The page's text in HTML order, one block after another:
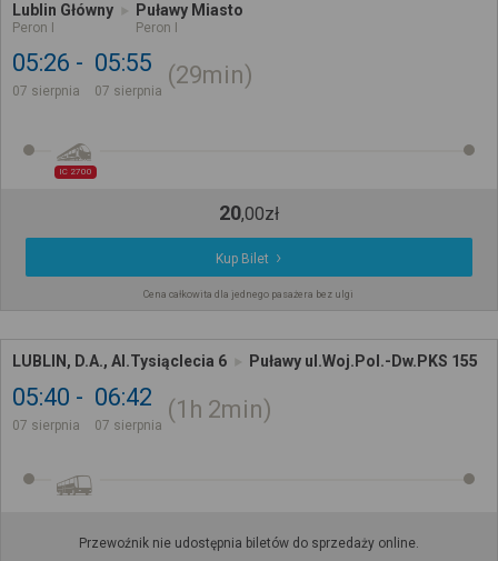
Lublin Główny
Peron I
Puławy Miasto
Peron I
05:26
07 sierpnia
05:55
07 sierpnia
29min
IC 2700
20,00zł
Kup Bilet
Cena całkowita dla jednego pasażera bez ulgi
LUBLIN, D.A., Al.Tysiąclecia 6 Puławy ul.Woj.Pol.-Dw.PKS 155
05:40
07 sierpnia
06:42
07 sierpnia
1h 2min
Przewoźnik nie udostępnia biletów do sprzedaży online.